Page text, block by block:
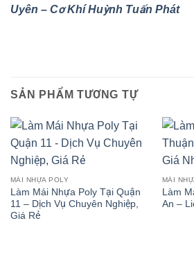
Uyên – Cơ Khí Huỳnh Tuấn Phát
SẢN PHẨM TƯƠNG TỰ
MÁI NHỰA POLY
Làm Mái Nhựa Poly Tại Quận
11 – Dịch Vụ Chuyên Nghiệp,
Giá Rẻ
MÁI
Làm
An –